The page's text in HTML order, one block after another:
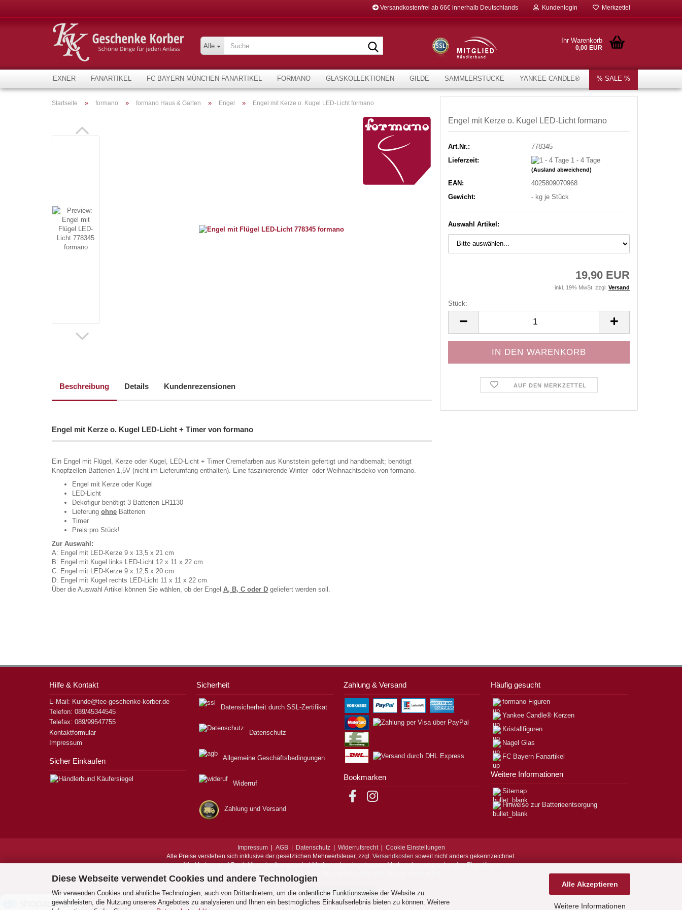
Diese Webseite verwendet Cookies und andere Technologien
Wir verwenden Cookies und ähnliche Technologien, auch von Drittanbietern, um die ordentliche Funktionsweise der Website zu
gewährleisten, die Nutzung unseres Angebotes zu analysieren und Ihnen ein bestmögliches Einkaufserlebnis bieten zu können. Weitere
Alle Akzeptieren
Weitere Informationen
Versandkostenfrei ab 66€ innerhalb Deutschlands Kundenlogin Merkzettel
Alle
Ihr Warenkorb
0,00 EUR
EXNER FANARTIKEL FC BAYERN MÜNCHEN FANARTIKEL FORMANO GLASKOLLEKTIONEN GILDE SAMMLERSTÜCKE YANKEE CANDLE® % SALE %
Startseite » formano » formano Haus & Garten » Engel » Engel mit Kerze o. Kugel LED-Licht formano
Engel mit Kerze o. Kugel LED-Licht formano
Art.Nr.:
778345
Lieferzeit:
1 - 4 Tage
(Ausland abweichend)
EAN:
4025809070968
Gewicht:
- kg je Stück
Auswahl Artikel:
19,90 EUR
inkl. 19% MwSt. zzgl. Versand
Stück:
Stück
AUF DEN MERKZETTEL
Beschreibung Details Kundenrezensionen
Engel mit Kerze o. Kugel LED-Licht + Timer von formano
Ein Engel mit Flügel, Kerze oder Kugel, LED-Licht + Timer Cremefarben aus Kunststein gefertigt und handbemalt; benötigt
Knopfzellen-Batterien 1,5V (nicht im Lieferumfang enthalten). Eine faszinierende Winter- oder Weihnachtsdeko von formano.
Engel mit Kerze oder Kugel
LED-Licht
Dekofigur benötigt 3 Batterien LR1130
Lieferung ohne Batterien
Timer
Preis pro Stück!
Zur Auswahl:
A: Engel mit LED-Kerze 9 x 13,5 x 21 cm
B: Engel mit Kugel links LED-Licht 12 x 11 x 22 cm
C: Engel mit LED-Kerze 9 x 12,5 x 20 cm
D: Engel mit Kugel rechts LED-Licht 11 x 11 x 22 cm
Über die Auswahl Artikel können Sie wählen, ob der Engel A, B, C oder D geliefert werden soll.
Hilfe & Kontakt
E-Mail: Kunde@tee-geschenke-korber.de
Telefon: 089/45344545
Telefax: 089/99547755
Kontaktformular
Impressum
Sicher Einkaufen
Sicherheit
Datensicherheit durch SSL-Zertifikat
Datenschutz
Allgemeine Geschäftsbedingungen
Widerruf
Zahlung und Versand
Zahlung & Versand
Bookmarken
Häufig gesucht
formano Figuren
Yankee Candle® Kerzen
Kristallfiguren
Nagel Glas
FC Bayern Fanartikel
Weitere Informationen
Sitemap
Hinweise zur Batterieentsorgung
Impressum| AGB| Datenschutz| Widerrufsrecht| Cookie Einstellungen
Alle Preise verstehen sich inklusive der gesetzlichen Mehrwertsteuer, zzgl. Versandkosten soweit nicht anders gekennzeichnet.
Alle Marken- und Produktbeschreibungen sind Marken oder eingetragene Marken der entsprechenden Eigentümer.
Copyright (c) 2017 - 2026 by Geschenke Korber. Alle Rechte vorbehalten.
Vertrag widerrufen
Shopping Cart Software